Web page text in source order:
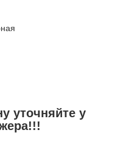
уточняйте у